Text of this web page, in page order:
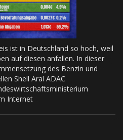
ist in Deutschland so hoch, weil
auf diesen anfallen. In dieser
des Benzin und
Shell Aral ADAC
Internet